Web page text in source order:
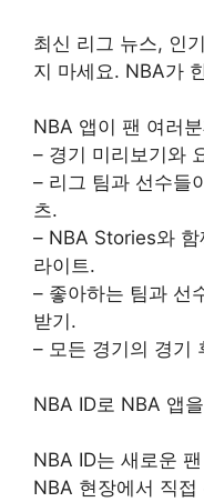
최신 리그 뉴스, 인
지 마세요. NBA가
NBA 앱이 팬 여러
– 경기 미리보기와
– 리그 팀과 선수들
츠.
– NBA Stories와 함
라이트.
– 좋아하는 팀과 선
받기.
– 모든 경기의 경기
NBA ID로 NBA 앱
NBA ID는 새로운
NBA 현장에서 직접